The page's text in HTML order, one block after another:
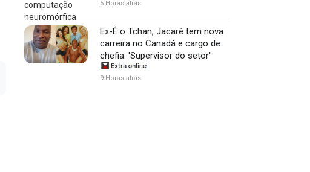
5 Horas atrás
Ex-É o Tchan, Jacaré tem nova
carreira no Canadá e cargo de
chefia: 'Supervisor do setor'
9 Horas atrás